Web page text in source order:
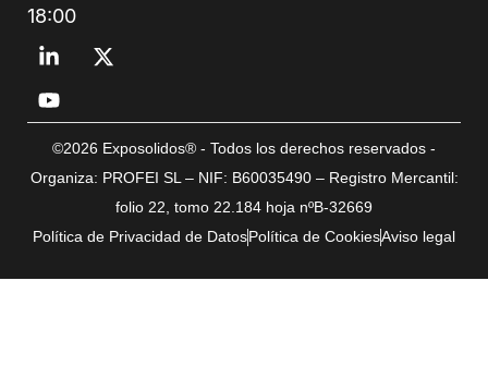
18:00
©2026 Exposolidos® - Todos los derechos reservados -
Organiza: PROFEI SL – NIF: B60035490 – Registro Mercantil:
folio 22, tomo 22.184 hoja nºB-32669
Política de Privacidad de DatosPolítica de CookiesAviso legal